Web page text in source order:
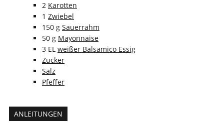
2 Karotten
1 Zwiebel
150 g Sauerrahm
50 g Mayonnaise
3 EL weißer Balsamico Essig
Zucker
Salz
Pfeffer
ANLEITUNGEN